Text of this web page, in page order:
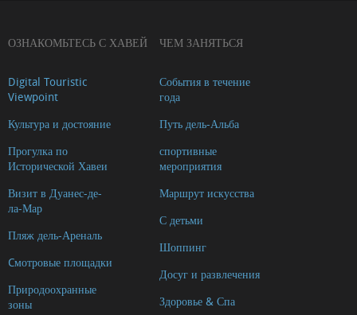
ОЗНАКОМЬТЕСЬ С ХАВЕЙ
Digital Touristic
Viewpoint
Культура и достояние
Прогулка по
Исторической Хавеи
Визит в Дуанес-де-
ла-Мар
Пляж дель-Ареналь
Cмотровые площадки
Природоохранные
зоны
ЧЕМ ЗАНЯТЬСЯ
События в течение
года
Путь дель-Альба
спортивные
мероприятия
Маршрут искусства
С детьми
Шоппинг
Досуг и развлечения
Здоровье & Спа